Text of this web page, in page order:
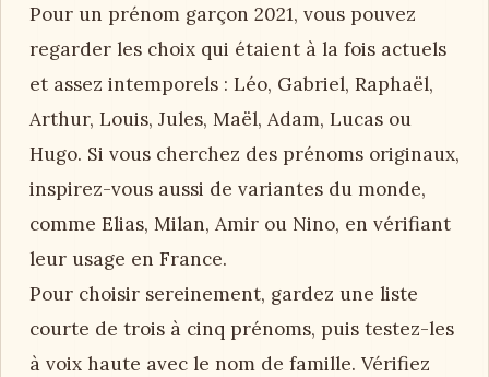
Pour un prénom garçon 2021, vous pouvez
regarder les choix qui étaient à la fois actuels
et assez intemporels : Léo, Gabriel, Raphaël,
Arthur, Louis, Jules, Maël, Adam, Lucas ou
Hugo. Si vous cherchez des prénoms originaux,
inspirez-vous aussi de variantes du monde,
comme Elias, Milan, Amir ou Nino, en vérifiant
leur usage en France.
Pour choisir sereinement, gardez une liste
courte de trois à cinq prénoms, puis testez-les
à voix haute avec le nom de famille. Vérifiez